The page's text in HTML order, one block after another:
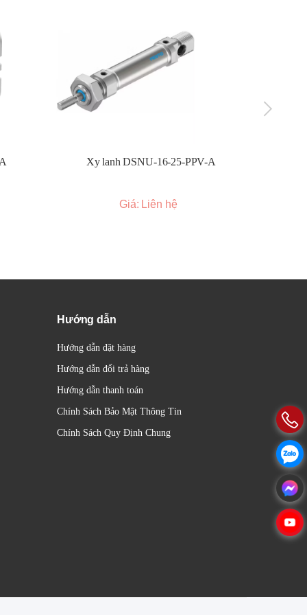
Xy lanh DSNU-16-25-PPV-A
Giá: Liên hệ
Hướng dẫn
Hướng dẫn đặt hàng
Hướng dẫn đổi trả hàng
Hướng dẫn thanh toán
Chính Sách Bảo Mật Thông Tin
Chính Sách Quy Định Chung